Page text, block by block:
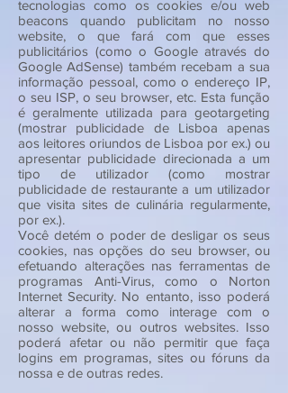
tecnologias como os cookies e/ou web
beacons quando publicitam no nosso
website, o que fará com que esses
publicitários (como o Google através do
Google AdSense) também recebam a sua
informação pessoal, como o endereço IP,
o seu ISP, o seu browser, etc. Esta função
é geralmente utilizada para geotargeting
(mostrar publicidade de Lisboa apenas
aos leitores oriundos de Lisboa por ex.) ou
apresentar publicidade direcionada a um
tipo de utilizador (como mostrar
publicidade de restaurante a um utilizador
que visita sites de culinária regularmente,
por ex.).
Você detém o poder de desligar os seus
cookies, nas opções do seu browser, ou
efetuando alterações nas ferramentas de
programas Anti-Virus, como o Norton
Internet Security. No entanto, isso poderá
alterar a forma como interage com o
nosso website, ou outros websites. Isso
poderá afetar ou não permitir que faça
logins em programas, sites ou fóruns da
nossa e de outras redes.